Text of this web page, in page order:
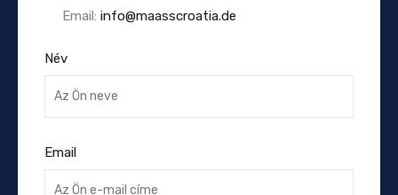
Email: info@maasscroatia.de
Név
Email